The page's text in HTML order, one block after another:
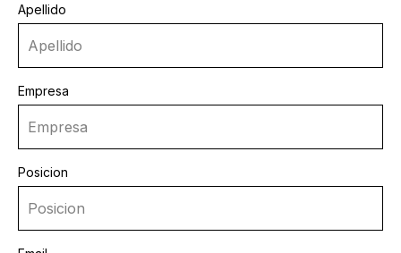
Apellido
Empresa
Posicion